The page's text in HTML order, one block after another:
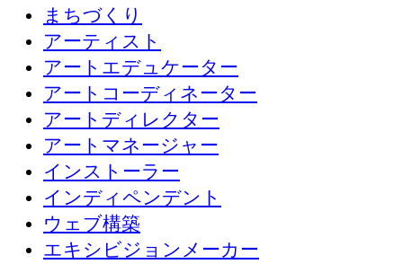
まちづくり
アーティスト
アートエデュケーター
アートコーディネーター
アートディレクター
アートマネージャー
インストーラー
インディペンデント
ウェブ構築
エキシビジョンメーカー